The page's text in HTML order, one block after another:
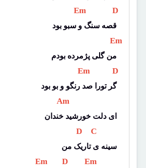
Em D
قصه سنگ و سبو بود
Em
من گلی پژمرده بودم
Em D
گر تورا صد رنگو و بو بود
Am
ای دلت خورشید خندان
D C
سینه ی تاریک من
Em D Em